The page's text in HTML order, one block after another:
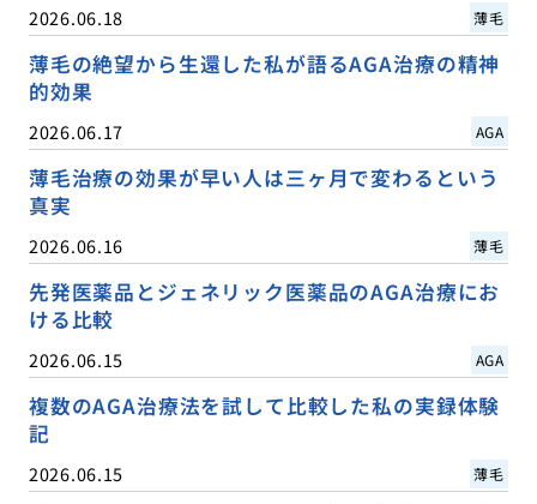
2026.06.18 薄毛
薄毛の絶望から生還した私が語るAGA治療の精神
的効果
2026.06.17 AGA
薄毛治療の効果が早い人は三ヶ月で変わるという
真実
2026.06.16 薄毛
先発医薬品とジェネリック医薬品のAGA治療にお
ける比較
2026.06.15 AGA
複数のAGA治療法を試して比較した私の実録体験
記
2026.06.15 薄毛